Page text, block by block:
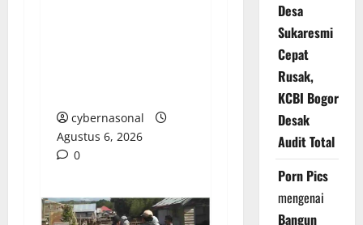
cybernasonal
Agustus 6, 2026
0
Desa
Sukaresmi
Cepat
Rusak,
KCBI Bogor
Desak
Audit Total
Porn Pics
mengenai
Bangun